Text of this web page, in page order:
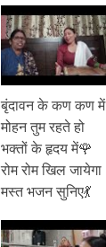
बृंदावन के कण कण में
मोहन तुम रहते हो
भक्तों के हृदय में🌹
रोम रोम खिल जायेगा
मस्त भजन सुनिए💃